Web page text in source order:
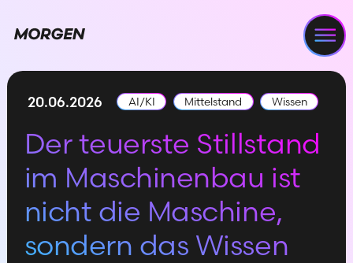
20.06.2026 AI/KI Mittelstand Wissen
Der teuerste Stillstand
im Maschinenbau ist
nicht die Maschine,
sondern das Wissen